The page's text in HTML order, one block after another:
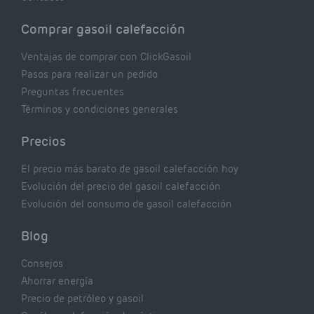
Comprar gasoil calefacción
Ventajas de comprar con ClickGasoil
Pasos para realizar un pedido
Preguntas frecuentes
Términos y condiciones generales
Precios
El precio más barato de gasoil calefacción hoy
Evolución del precio del gasoil calefacción
Evolución del consumo de gasoil calefacción
Blog
Consejos
Ahorrar energía
Precio de petróleo y gasoil